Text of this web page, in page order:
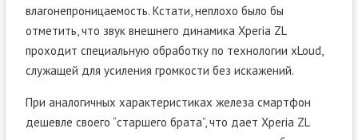
влагонепроницаемость. Кстати, неплохо было бы
отметить, что звук внешнего динамика Xperia ZL
проходит специальную обработку по технологии xLoud,
служащей для усиления громкости без искажений.
При аналогичных характеристиках железа смартфон
дешевле своего “старшего брата”, что дает Xperia ZL